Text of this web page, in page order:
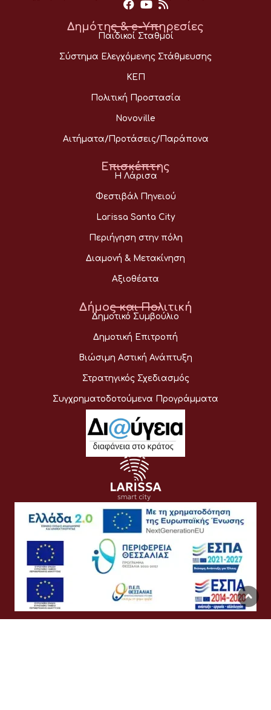
Δημότης & e-Υπηρεσίες
Παιδικοί Σταθμοί
Σύστημα Ελεγχόμενης Στάθμευσης
ΚΕΠ
Πολιτική Προστασία
Novoville
Αιτήματα/Προτάσεις/Παράπονα
Επισκέπτης
Η Λάρισα
Φεστιβάλ Πηνειού
Larissa Santa City
Περιήγηση στην πόλη
Διαμονή & Μετακίνηση
Αξιοθέατα
Δήμος και Πολιτική
Δημοτικό Συμβούλιο
Δημοτική Επιτροπή
Βιώσιμη Αστική Ανάπτυξη
Στρατηγικός Σχεδιασμός
Συγχρηματοδοτούμενα Προγράμματα